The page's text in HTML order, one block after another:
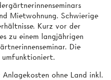
Mietwohnung. Schwierige
Kurz vor der
zu einem langjährigen
Die
umfunktioniert.
Anlagekosten ohne Land inkl.